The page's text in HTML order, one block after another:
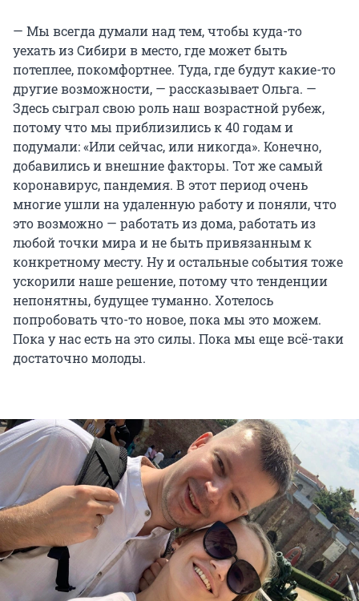
— Мы всегда думали над тем, чтобы куда-то
уехать из Сибири в место, где может быть
потеплее, покомфортнее. Туда, где будут какие-то
другие возможности, — рассказывает Ольга. —
Здесь сыграл свою роль наш возрастной рубеж,
потому что мы приблизились к 40 годам и
подумали: «Или сейчас, или никогда». Конечно,
добавились и внешние факторы. Тот же самый
коронавирус, пандемия. В этот период очень
многие ушли на удаленную работу и поняли, что
это возможно — работать из дома, работать из
любой точки мира и не быть привязанным к
конкретному месту. Ну и остальные события тоже
ускорили наше решение, потому что тенденции
непонятны, будущее туманно. Хотелось
попробовать что-то новое, пока мы это можем.
Пока у нас есть на это силы. Пока мы еще всё-таки
достаточно молоды.